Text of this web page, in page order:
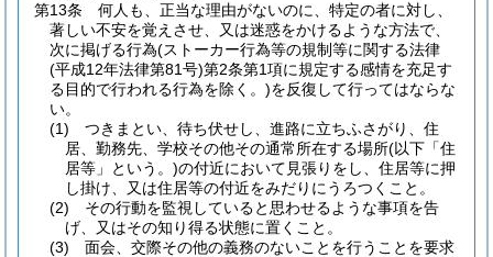
第13条
何人も、正当な理由がないのに、特定の者に対し、
著しい不安を覚えさせ、又は迷惑をかけるような方法で、
次に掲げる行為(ストーカー行為等の規制等に関する法律
(平成12年法律第81号)第2条第1項に規定する感情を充足す
る目的で行われる行為を除く。)を反復して行ってはならな
い。
(1)
つきまとい、待ち伏せし、進路に立ちふさがり、住
居、勤務先、学校その他その通常所在する場所(以下「住
居等」という。)の付近において見張りをし、住居等に押
し掛け、又は住居等の付近をみだりにうろつくこと。
(2)
その行動を監視していると思わせるような事項を告
げ、又はその知り得る状態に置くこと。
(3)
面会、交際その他の義務のないことを行うことを要求